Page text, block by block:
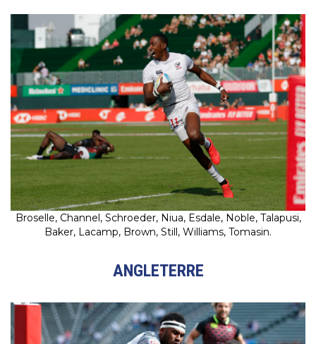
Broselle, Channel, Schroeder, Niua, Esdale, Noble, Talapusi,
Baker, Lacamp, Brown, Still, Williams, Tomasin.
ANGLETERRE